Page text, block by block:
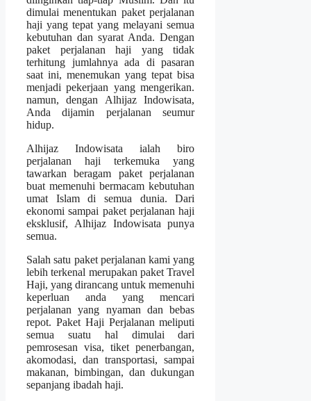
dimulai menentukan paket perjalanan
haji yang tepat yang melayani semua
kebutuhan dan syarat Anda. Dengan
paket perjalanan haji yang tidak
terhitung jumlahnya ada di pasaran
saat ini, menemukan yang tepat bisa
menjadi pekerjaan yang mengerikan.
namun, dengan Alhijaz Indowisata,
Anda dijamin perjalanan seumur
hidup.
Alhijaz Indowisata ialah biro
perjalanan haji terkemuka yang
tawarkan beragam paket perjalanan
buat memenuhi bermacam kebutuhan
umat Islam di semua dunia. Dari
ekonomi sampai paket perjalanan haji
eksklusif, Alhijaz Indowisata punya
semua.
Salah satu paket perjalanan kami yang
lebih terkenal merupakan paket Travel
Haji, yang dirancang untuk memenuhi
keperluan anda yang mencari
perjalanan yang nyaman dan bebas
repot. Paket Haji Perjalanan meliputi
semua suatu hal dimulai dari
pemrosesan visa, tiket penerbangan,
akomodasi, dan transportasi, sampai
makanan, bimbingan, dan dukungan
sepanjang ibadah haji.